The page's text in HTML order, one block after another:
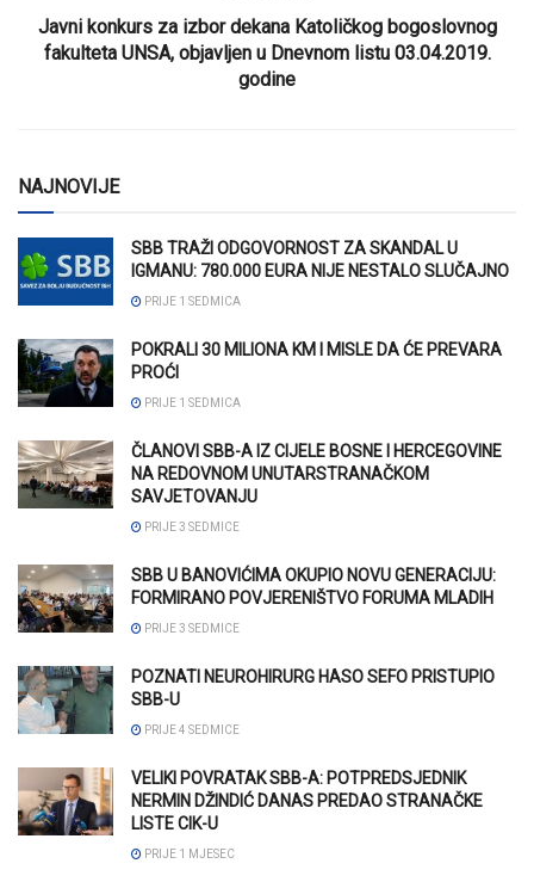
Javni konkurs za izbor dekana Katoličkog bogoslovnog
fakulteta UNSA, objavljen u Dnevnom listu 03.04.2019.
godine
NAJNOVIJE
SBB TRAŽI ODGOVORNOST ZA SKANDAL U
IGMANU: 780.000 EURA NIJE NESTALO SLUČAJNO
PRIJE 1 SEDMICA
POKRALI 30 MILIONA KM I MISLE DA ĆE PREVARA
PROĆI
PRIJE 1 SEDMICA
ČLANOVI SBB-A IZ CIJELE BOSNE I HERCEGOVINE
NA REDOVNOM UNUTARSTRANAČKOM
SAVJETOVANJU
PRIJE 3 SEDMICE
SBB U BANOVIĆIMA OKUPIO NOVU GENERACIJU:
FORMIRANO POVJERENIŠTVO FORUMA MLADIH
PRIJE 3 SEDMICE
POZNATI NEUROHIRURG HASO SEFO PRISTUPIO
SBB-U
PRIJE 4 SEDMICE
VELIKI POVRATAK SBB-A: POTPREDSJEDNIK
NERMIN DŽINDIĆ DANAS PREDAO STRANAČKE
LISTE CIK-U
PRIJE 1 MJESEC